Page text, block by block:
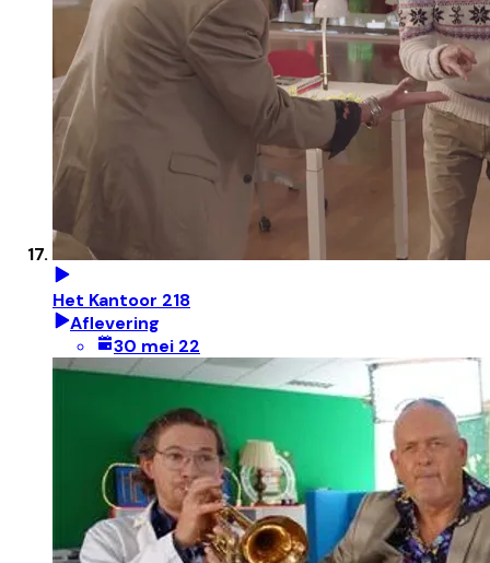
Het Kantoor 218
Aflevering
30 mei 22